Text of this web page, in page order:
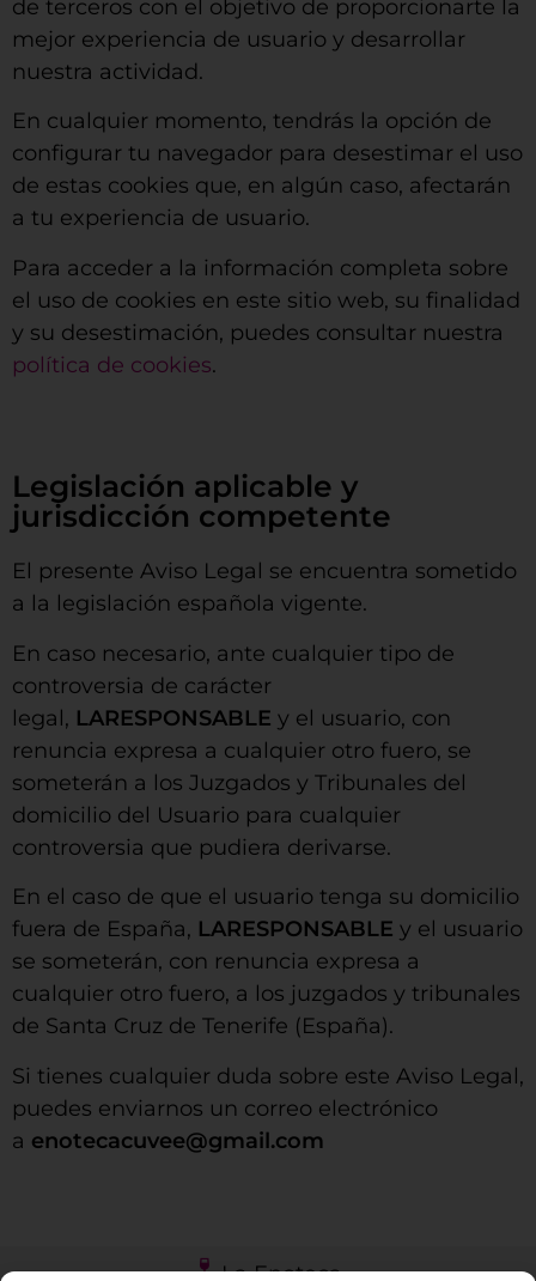
de terceros con el objetivo de proporcionarte la
mejor experiencia de usuario y desarrollar
nuestra actividad.
En cualquier momento, tendrás la opción de
configurar tu navegador para desestimar el uso
de estas cookies que, en algún caso, afectarán
a tu experiencia de usuario.
Para acceder a la información completa sobre
el uso de cookies en este sitio web, su finalidad
y su desestimación, puedes consultar nuestra
política de cookies.
Legislación aplicable y
jurisdicción competente
El presente Aviso Legal se encuentra sometido
a la legislación española vigente.
En caso necesario, ante cualquier tipo de
controversia de carácter
legal, LARESPONSABLE y el usuario, con
renuncia expresa a cualquier otro fuero, se
someterán a los Juzgados y Tribunales del
domicilio del Usuario para cualquier
controversia que pudiera derivarse.
En el caso de que el usuario tenga su domicilio
fuera de España, LARESPONSABLE y el usuario
se someterán, con renuncia expresa a
cualquier otro fuero, a los juzgados y tribunales
de Santa Cruz de Tenerife (España).
Si tienes cualquier duda sobre este Aviso Legal,
puedes enviarnos un correo electrónico
a enotecacuvee@gmail.com
La Enoteca